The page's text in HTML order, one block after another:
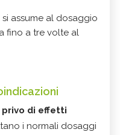
si assume al dosaggio
fino a tre volte al
privo di effetti
i normali dosaggi